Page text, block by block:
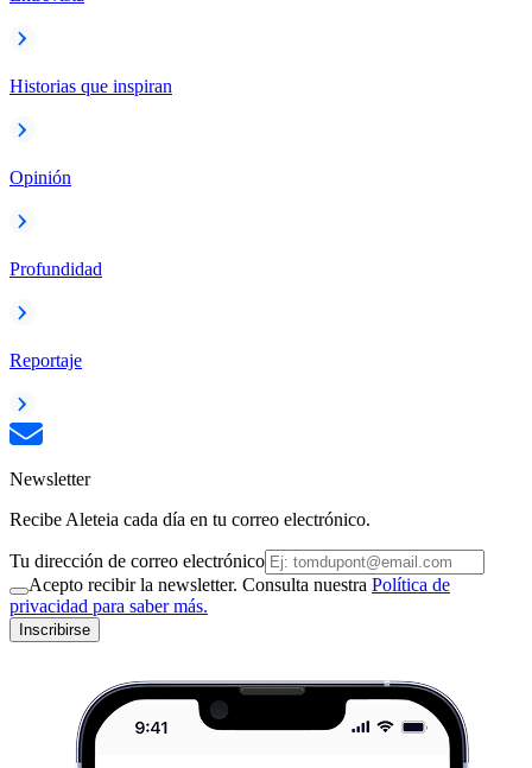
Historias que inspiran
Opinión
Profundidad
Reportaje
Newsletter
Recibe Aleteia cada día en tu correo electrónico.
Tu dirección de correo electrónico
Acepto recibir la newsletter. Consulta nuestra Política de
privacidad para saber más.
Inscribirse